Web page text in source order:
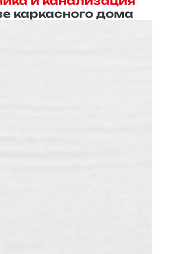
каркасного дома